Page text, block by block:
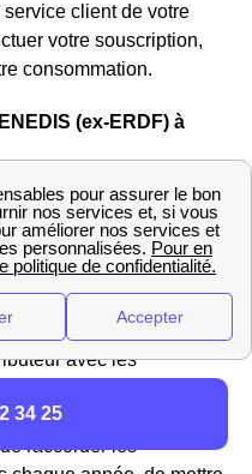
client de votre
votre souscription,
consommation.
(ex-ERDF) à
un gestionnaire de
Il a le
du territoire français,
des Entreprises Locales
par les communes.
avec les
l'électricité aux
raccorder les
34 25